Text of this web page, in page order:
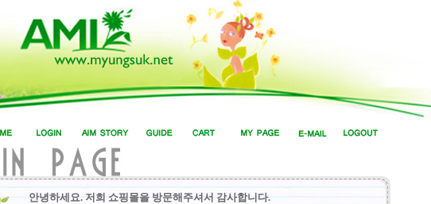
안녕하세요. 저희 쇼핑몰을 방문해주셔서 감사합니다.